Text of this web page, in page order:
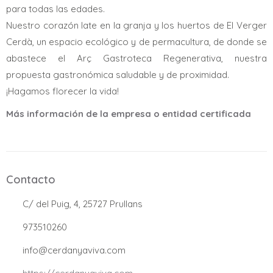
para todas las edades.
Nuestro corazón late en la granja y los huertos de El Verger
Cerdà, un espacio ecológico y de permacultura, de donde se
abastece el Arç Gastroteca Regenerativa, nuestra
propuesta gastronómica saludable y de proximidad.
¡Hagamos florecer la vida!
Más información de la empresa o entidad certificada
Contacto
C/ del Puig, 4, 25727 Prullans
973510260
info@cerdanyaviva.com